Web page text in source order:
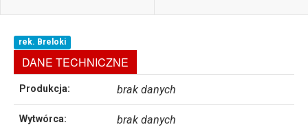
rek. Breloki
DANE TECHNICZNE
Produkcja: brak danych
Wytwórca: brak danych